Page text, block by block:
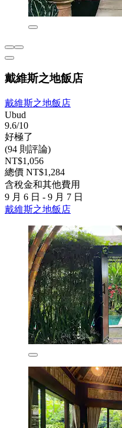
戴維斯之地飯店
戴維斯之地飯店
Ubud
9.6/10
好極了
(94 則評論)
NT$1,056
總價 NT$1,284
含稅金和其他費用
9 月 6 日 - 9 月 7 日
戴維斯之地飯店